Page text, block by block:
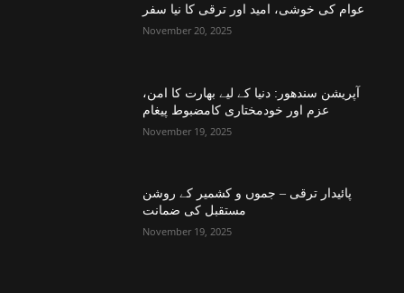
عوام کی خوشی، امید اور ترقی کا نیا سفر
November 20, 2025
آپریشن سندھور: دنیا کے لیے بھارت کا امن،
عزم اور خودمختاری کامضبوط پیغام
November 19, 2025
پائیدار ترقی – جموں و کشمیر کے روشن
مستقبل کی ضمانت
November 19, 2025